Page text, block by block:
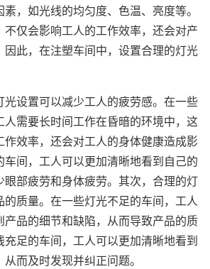
，如光线的均匀度、色温、亮度等。
仅会影响工人的工作效率，还会对产
因此，在注塑车间中，设置合理的灯光
光设置可以减少工人的疲劳感。在一些
人需要长时间工作在昏暗的环境中，这
作效率，还会对工人的身体健康造成影
车间，工人可以更加清晰地看到自己的
眼部疲劳和身体疲劳。其次，合理的灯
质量。在一些灯光不足的车间，工人
产品的细节和缺陷，从而导致产品的质
充足的车间，工人可以更加清晰地看到
而及时发现并纠正问题。